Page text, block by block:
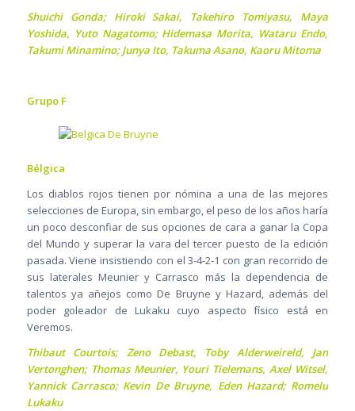
Shuichi Gonda; Hiroki Sakai, Takehiro Tomiyasu, Maya
Yoshida, Yuto Nagatomo; Hidemasa Morita, Wataru Endo,
Takumi Minamino; Junya Ito, Takuma Asano, Kaoru Mitoma
Grupo F
Bélgica
Los diablos rojos tienen por nómina a una de las mejores
selecciones de Europa, sin embargo, el peso de los años haría
un poco desconfiar de sus opciones de cara a ganar la Copa
del Mundo y superar la vara del tercer puesto de la edición
pasada. Viene insistiendo con el 3-4-2-1 con gran recorrido de
sus laterales Meunier y Carrasco más la dependencia de
talentos ya añejos como De Bruyne y Hazard, además del
poder goleador de Lukaku cuyo aspecto físico está en
Veremos.
Thibaut Courtois; Zeno Debast, Toby Alderweireld, Jan
Vertonghen; Thomas Meunier, Youri Tielemans, Axel Witsel,
Yannick Carrasco; Kevin De Bruyne, Eden Hazard; Romelu
Lukaku